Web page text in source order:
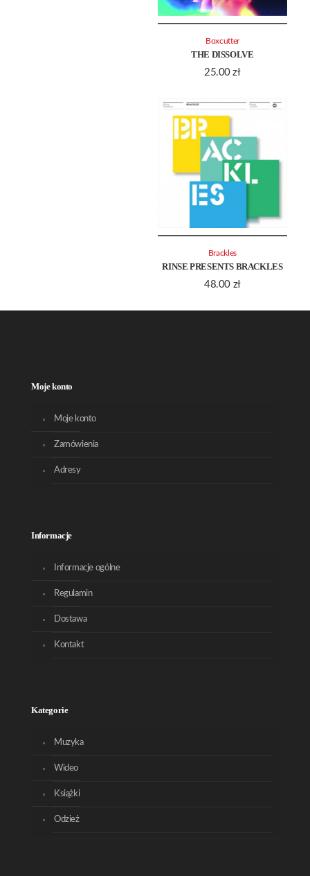
THE DISSOLVE
25.00zł
Boxcutter
RINSE PRESENTS BRACKLES
48.00 zł
Brackles
Moje konto
Moje konto
Zamówienia
Adresy
Informacje
Informacje ogólne
Regulamin
Dostawa
Kontakt
Kategorie
Muzyka
Wideo
Książki
Odzież